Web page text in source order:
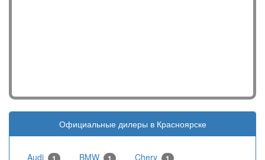
Официальные дилеры в Красноярске
Audi BMW Chery